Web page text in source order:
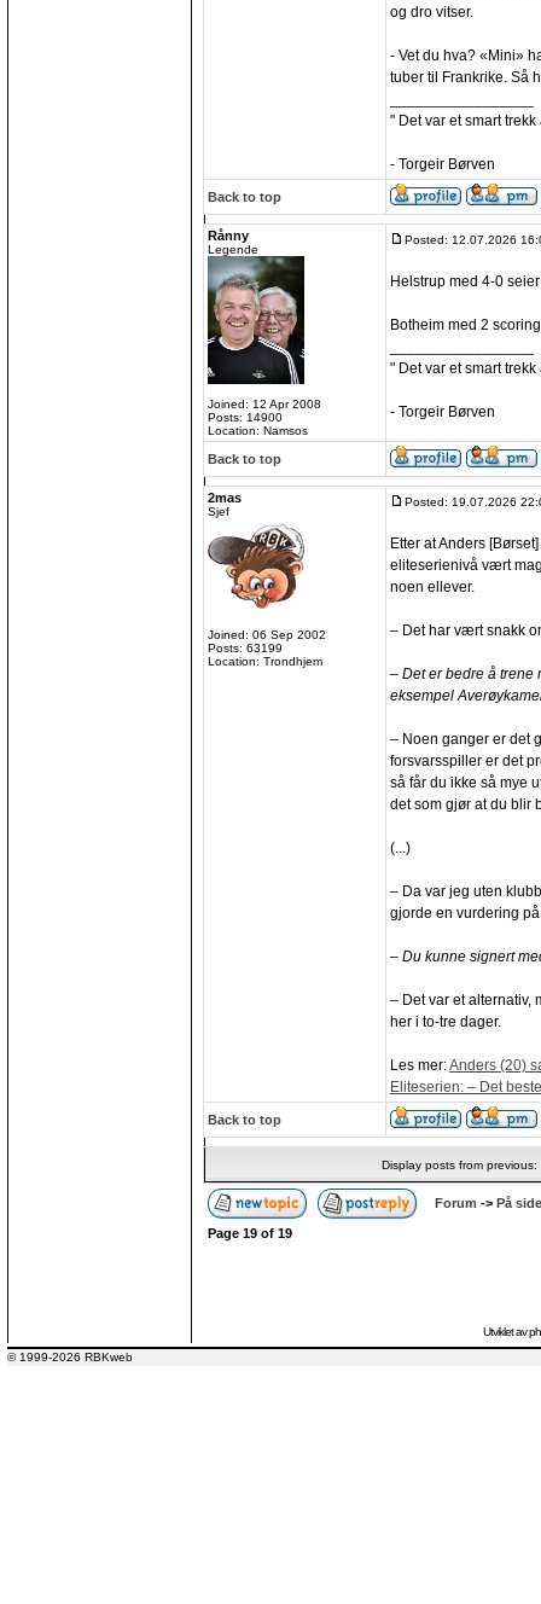
og dro vitser.
- Vet du hva? «Mini»
tuber til Frankrike. Så
" Det var et smart
- Torgeir Børven
Back to top
Rånny
Legende
Joined: 12 Apr 2008
Posts: 14900
Location: Namsos
Posted: 12.07.2026
Helstrup med 4-0
Botheim med 2
" Det var et smart
- Torgeir Børven
Back to top
2mas
Sjef
Joined: 06 Sep 2002
Posts: 63199
Location: Trondhjem
Posted: 19.07.2026
Etter at Anders
eliteserienivå vært
noen ellever.
– Det har vært snakk
– Det er bedre å trene
eksempel
– Noen ganger er det
forsvarsspiller er det
så får du ikke så mye
det som gjør at du blir
(...)
– Da var jeg uten
gjorde en vurdering
– Du kunne signert
– Det var et alternativ,
her i to-tre dager.
Les mer:Anders (20)
Eliteserien: – Det
Back to top
Display posts from previous:
Forum -> På
Page 19 of 19
Utviklet av
© 1999-2026 RBKweb